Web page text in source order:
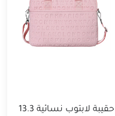
حقيبة لابتوب نسائية 13.3